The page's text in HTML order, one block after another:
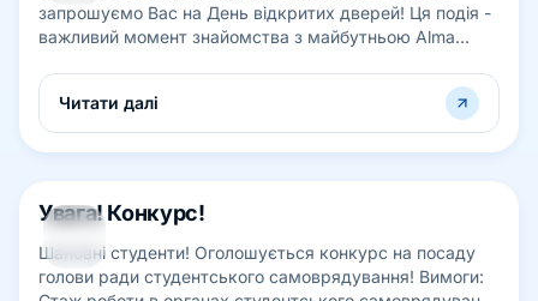
запрошуємо Вас на День відкритих дверей! Ця подія -
важливий момент знайомства з майбутньою Alma
Читати далі
11
Увага! Конкурс!
Шановні студенти! Оголошується конкурс на посаду
голови ради студентського самоврядування! Вимоги: